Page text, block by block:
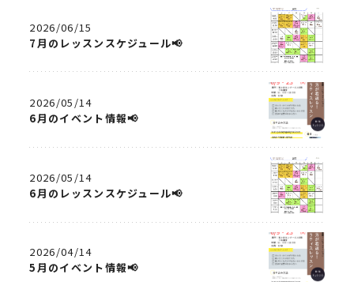
2026/06/15
7月のレッスンスケジュール📢
2026/05/14
6月のイベント情報📢
2026/05/14
6月のレッスンスケジュール📢
2026/04/14
5月のイベント情報📢